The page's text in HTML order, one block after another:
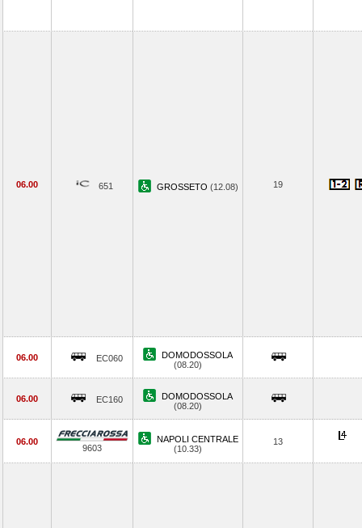
06.00 651 GROSSETO (12.08) 19
06.00 EC060
DOMODOSSOLA
(08.20)
06.00 EC160
DOMODOSSOLA
(08.20)
06.00
9603
NAPOLI CENTRALE
(10.33)
13